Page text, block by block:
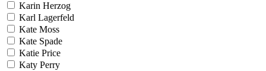
Karin Herzog
Karl Lagerfeld
Kate Moss
Kate Spade
Katie Price
Katy Perry